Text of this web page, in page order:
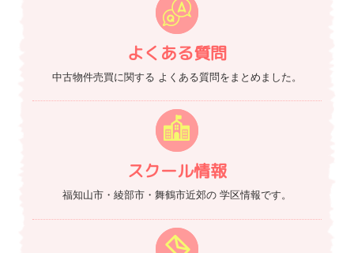
よくある質問
中古物件売買に関する よくある質問をまとめました。
スクール情報
福知山市・綾部市・舞鶴市近郊の学区情報です。